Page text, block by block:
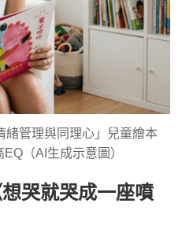
緒管理與同理心」兒童繪本
（AI生成示意圖）
哭就哭成一座噴